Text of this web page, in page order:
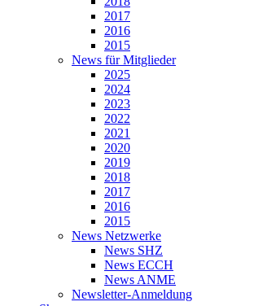
2017
2016
2015
News für Mitglieder
2025
2024
2023
2022
2021
2020
2019
2018
2017
2016
2015
News Netzwerke
News SHZ
News ECCH
News ANME
Newsletter-Anmeldung